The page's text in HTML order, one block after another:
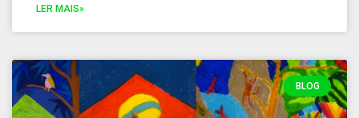
LER MAIS»
BLOG